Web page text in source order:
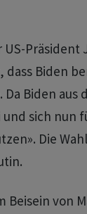
Präsident
Biden
Biden aus
sich nun
Die
Beisein von